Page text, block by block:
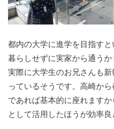
都内の大学に進学を目指す
暮らしせずに実家から通うか
実際に大学生のお兄さんも
っているそうです。高崎か
であれば基本的に座れます
として活用したほうが効率良